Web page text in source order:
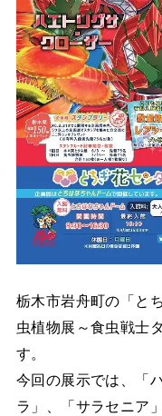
栃木市岩舟町の「と
虫植物展～食虫戦士
す。
今回の展示では、「
ラ」、「サラセニア